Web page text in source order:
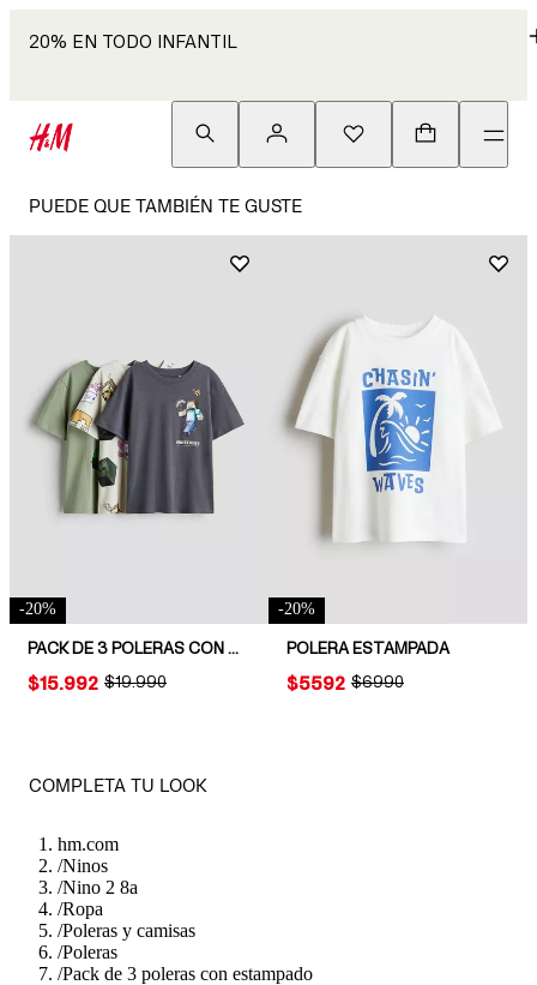
20% EN TODO INFANTIL
PUEDE QUE TAMBIÉN TE GUSTE
-20%
PACK DE 3 POLERAS CON MOTIVO ESTAMPADO
ORIGINAL PRICE:
$19.990
PRICE:
$15.992
-20%
POLERA ESTAMPADA
ORIGINAL PRICE:
$6990
PRICE:
$5592
COMPLETA TU LOOK
hm.com
/Ninos
/Nino 2 8a
/Ropa
/Poleras y camisas
/Poleras
/Pack de 3 poleras con estampado